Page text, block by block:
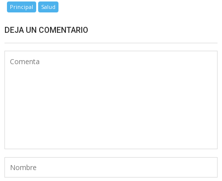
Principal Salud
DEJA UN COMENTARIO